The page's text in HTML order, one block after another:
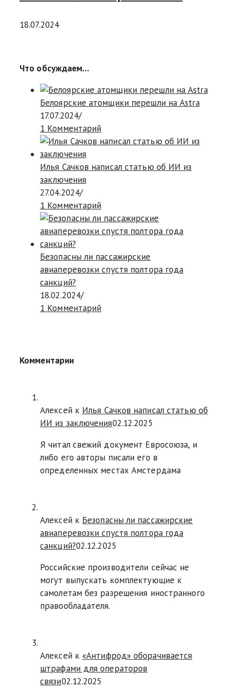
18.07.2024
Что обсуждаем…
Белоярские атомщики перешли на Astra
17.07.2024/
1 Комментарий
Илья Сачков написал статью об ИИ из
заключения
27.04.2024/
1 Комментарий
Безопасны ли пассажирские
авиаперевозки спустя полтора года
санкций?
18.02.2024/
1 Комментарий
Комментарии
Алексей к Илья Сачков написал статью об
ИИ из заключения02.12.2025
Я читал свежий документ Евросоюза, и
либо его авторы писали его в
определенных местах Амстердама
Алексей к Безопасны ли пассажирские
авиаперевозки спустя полтора года
санкций?02.12.2025
Российские производители сейчас не
могут выпускать комплектующие к
самолетам без разрешения иностранного
правообладателя.
Алексей к «Антифрод» оборачивается
штрафами для операторов
связи02.12.2025